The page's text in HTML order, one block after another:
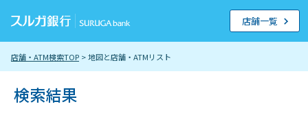
店舗・ATM検索TOP > 地図と店舗・ATMリスト
店舗一覧
検索結果